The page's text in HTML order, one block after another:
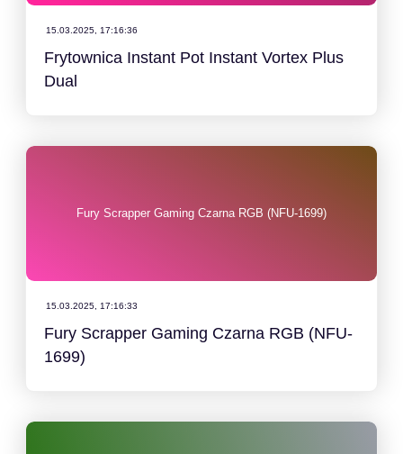
15.03.2025, 17:16:36
Frytownica Instant Pot Instant Vortex Plus
Dual
Fury Scrapper Gaming Czarna RGB (NFU-1699)
15.03.2025, 17:16:33
Fury Scrapper Gaming Czarna RGB (NFU-
1699)